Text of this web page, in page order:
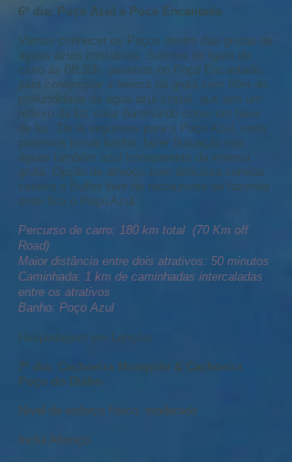
6º dia: Poço Azul e Poço Encantado
Vamos conhecer os Poços dentro das grutas de
águas azuis cristalinas. Saímos de Igatú de
carro às 08:30h, paramos no Poço Encantado,
para contemplar a beleza da gruta com 60m de
profundidade de água azul cristal, que tem um
reflexo da luz solar iluminando como um feixe
de luz. De lá seguimos para o Poço Azul, onde
podemos tomar banho, fazer flutuação nas
águas também azul transparente da imensa
gruta. Opção de almoço com deliciosa comida
caseira e Buffet livre no restaurante da fazenda
onde fica o Poço Azul.
Percurso de carro: 180 km total (70 Km off
Road)
Maior distância entre dois atrativos: 50 minutos
Caminhada: 1 km de caminhadas intercaladas
entre os atrativos
Banho: Poço Azul
Hospedagem em Lençóis
7º dia: Cachoeira Mosquito & Cachoeira
Poço do Diabo
Nível de esforço físico: moderado
Inclui Almoço